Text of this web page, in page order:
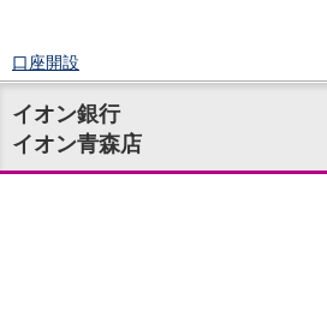
口座開設
ログイン
チャット
メニュー
商品・サービス
イオン銀行
イオン青森店